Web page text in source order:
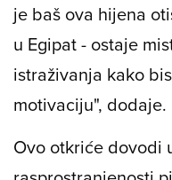
je baš ova hijena
u Egipat - ostaje
istraživanja kako
motivaciju", dodaje.
Ovo otkriće dovodi